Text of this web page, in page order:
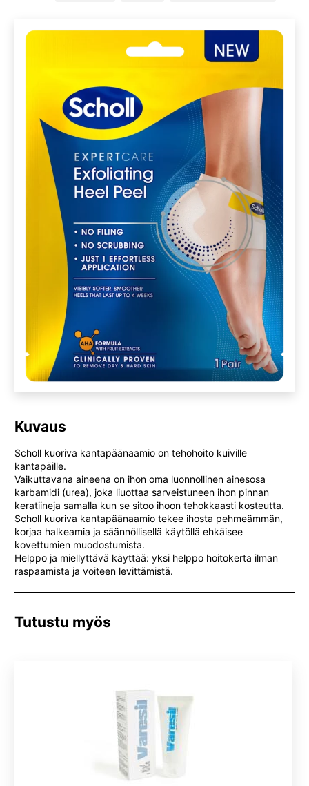
Kuvaus
Scholl kuoriva kantapäänaamio on tehohoito kuiville
kantapäille.
Vaikuttavana aineena on ihon oma luonnollinen ainesosa
karbamidi (urea), joka liuottaa sarveistuneen ihon pinnan
keratiineja samalla kun se sitoo ihoon tehokkaasti kosteutta.
Scholl kuoriva kantapäänaamio tekee ihosta pehmeämmän,
korjaa halkeamia ja säännöllisellä käytöllä ehkäisee
kovettumien muodostumista.
Helppo ja miellyttävä käyttää: yksi helppo hoitokerta ilman
raspaamista ja voiteen levittämistä.
Tutustu myös